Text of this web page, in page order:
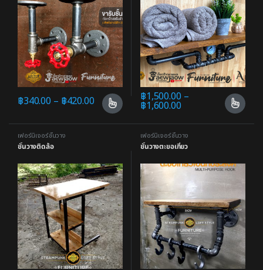
฿340.00 – ฿420.00 ฿1,500.00 –
฿1,600.00
เฟอร์นิเจอร์ชั้นวาง
ชั้นวางติดล้อ
เฟอร์นิเจอร์ชั้นวาง
ชั้นวางตะขอเกี่ยว